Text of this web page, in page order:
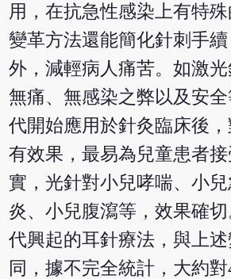
用，在抗急性感染上有特
變革方法還能簡化針刺手
外，減輕病人痛苦。如激
無痛、無感染之弊以及安
代開始應用於針灸臨床後
有效果，最易為兒童患者
實，光針對小兒哮喘、小
炎、小兒腹瀉等，效果確
代興起的耳針療法，與上
同，據不完全統計，大約